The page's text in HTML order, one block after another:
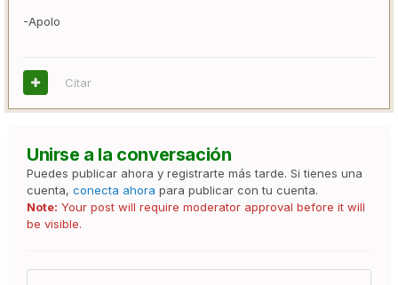
-Apolo
Citar
Unirse a la conversación
Puedes publicar ahora y registrarte más tarde. Si tienes una
cuenta, conecta ahora para publicar con tu cuenta.
Note: Your post will require moderator approval before it will
be visible.